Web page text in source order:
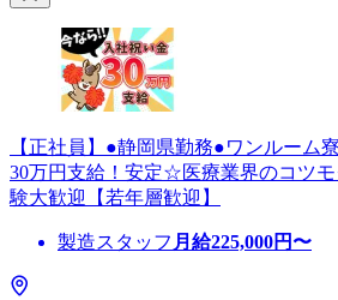
【正社員】●静岡県勤務●ワンルーム
30万円支給！安定☆医療業界のコツ
験大歓迎【若年層歓迎】
製造スタッフ 月給225,000円〜